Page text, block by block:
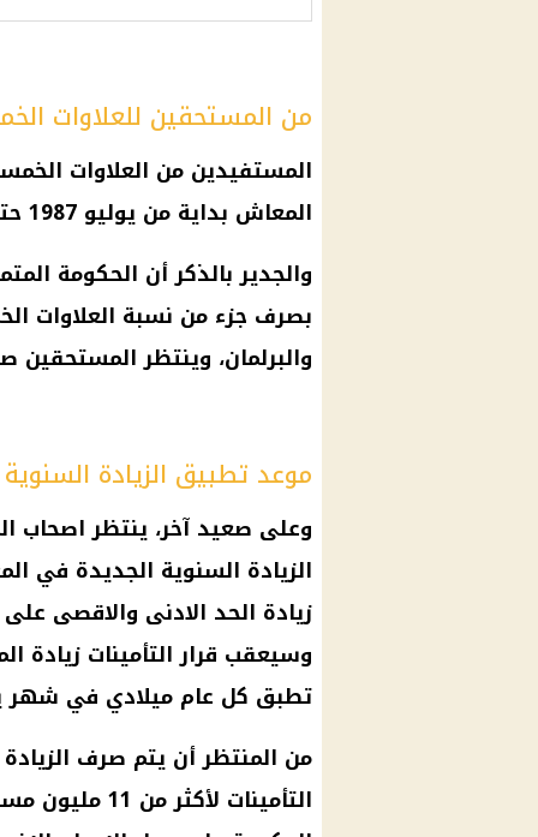
من المستحقين للعلاوات
المستفيدين من العلاوات
المعاش بداية من يوليو 1987 حتى 2006.
والجدير بالذكر أن الحكومة
بصرف جزء من نسبة العلاوات الخمس في
والبرلمان، وينتظر المستحقين
موعد تطبيق الزيادة
وعلى صعيد آخر، ينتظراصحاب
الزيادة السنوية الجديدة في
وسيعقب قرار التأمينات زيادة
تطبق كل عام ميلادي في شهر
من المنتظر أن يتم صرف
التأمينات لأكثر من 11 مليون مستفيد في اوائل العام المقبل، حيث اعتادت